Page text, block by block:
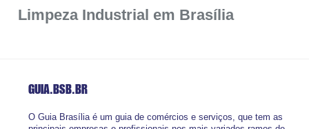
Limpeza Industrial em Brasília
GUIA.BSB.BR
O Guia Brasília é um guia de comércios e serviços, que tem as